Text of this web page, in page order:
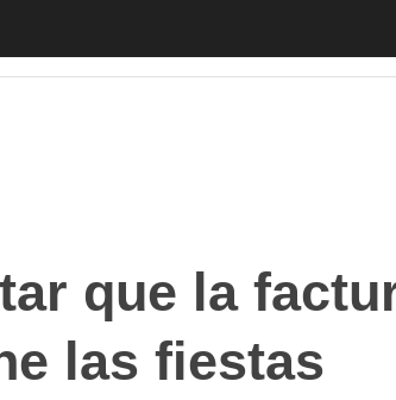
que la
las fiestas